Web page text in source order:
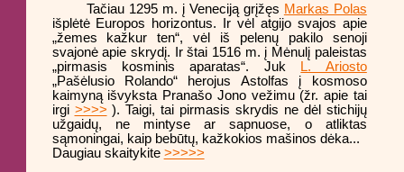
Tačiau 1295 m. į Veneciją grįžęs Markas Polas
išplėtė Europos horizontus. Ir vėl atgijo svajos apie
„žemes kažkur ten“, vėl iš pelenų pakilo senoji
svajonė apie skrydį. Ir štai 1516 m. į Mėnulį paleistas
„pirmasis kosminis aparatas“. Juk
L. Ariosto
„Pašėlusio Rolando“ herojus Astolfas į kosmoso
kaimyną išvyksta Pranašo Jono vežimu (žr. apie tai
irgi >>>> ). Taigi, tai pirmasis skrydis ne dėl stichijų
užgaidų, ne mintyse ar sapnuose, o atliktas
sąmoningai, kaip bebūtų, kažkokios mašinos dėka...
Daugiau skaitykite >>>>>